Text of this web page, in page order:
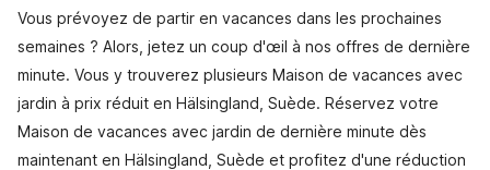
Vous prévoyez de partir en vacances dans les prochaines
semaines ? Alors, jetez un coup d'œil à nos offres de dernière
minute. Vous y trouverez plusieurs Maison de vacances avec
jardin à prix réduit en Hälsingland, Suède. Réservez votre
Maison de vacances avec jardin de dernière minute dès
maintenant en Hälsingland, Suède et profitez d'une réduction